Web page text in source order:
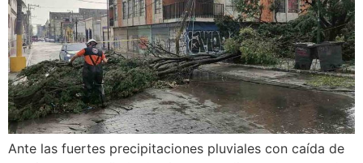
Ante las fuertes precipitaciones pluviales con caída de